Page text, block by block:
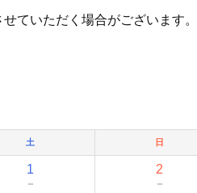
ていただく場合がございます。
土 日
1
－
2
－